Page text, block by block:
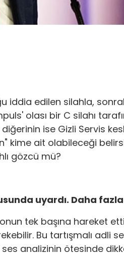
iddia edilen silahla,
olası bir C silahı
ise Gizli Servis
kime ait olabileceği
gözcü mü?
uyardı. Daha
tek başına hareket
Bu tartışmalı adli
analizinin ötesinde